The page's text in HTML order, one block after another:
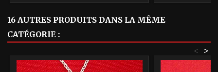
16 AUTRES PRODUITS DANS LA MÊME
CATÉGORIE :
>
<